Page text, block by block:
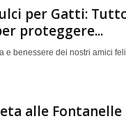
per Gatti:
proteggere...
e benessere dei nostri amici
alle